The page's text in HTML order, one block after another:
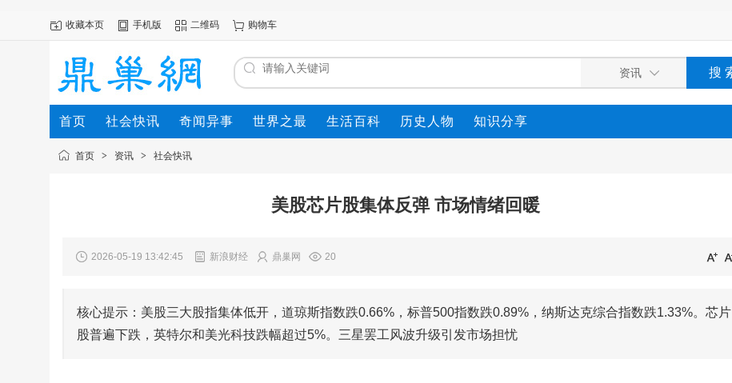
收藏本页 手机版 二维码 购物车
首页 社会快讯 奇闻异事 世界之最 生活百科 历史人物 知识分享
首页 > 资讯 > 社会快讯
美股芯片股集体反弹 市场情绪回暖
2026-05-19 13:42:45 新浪财经 鼎巢网 20
核心提示：美股三大股指集体低开，道琼斯指数跌0.66%，标普500指数跌0.89%，纳斯达克综合指数跌1.33%。芯片
股普遍下跌，英特尔和美光科技跌幅超过5%。三星罢工风波升级引发市场担忧